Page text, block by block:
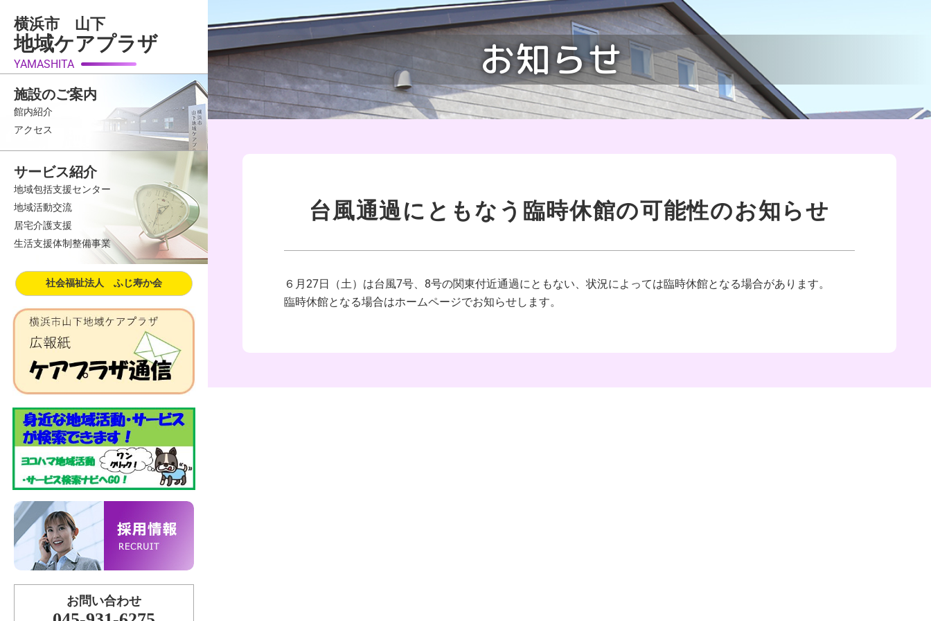
横浜市 山下
地域ケアプラザ
YAMASHITA
施設のご案内
館内紹介
アクセス
サービス紹介
地域包括支援センター
地域活動交流
居宅介護支援
生活支援体制整備事業
社会福祉法人 ふじ寿か会
お問い合わせ
台風通過にともなう臨時休館の可能性のお知らせ
６月27日（土）は台風7号、8号の関東付近通過にともない、状況によっては臨時休館となる場合があります。
臨時休館となる場合はホームページでお知らせします。